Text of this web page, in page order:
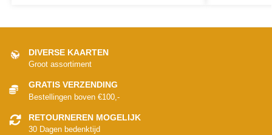
DIVERSE KAARTEN
Groot assortiment
GRATIS VERZENDING
Bestellingen boven €100,-
RETOURNEREN MOGELIJK
30 Dagen bedenktijd